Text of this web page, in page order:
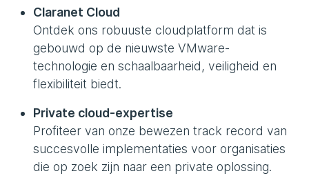
Claranet Cloud
Ontdek ons robuuste cloudplatform dat is
gebouwd op de nieuwste VMware-
technologie en schaalbaarheid, veiligheid en
flexibiliteit biedt.
Private cloud-expertise
Profiteer van onze bewezen track record van
succesvolle implementaties voor organisaties
die op zoek zijn naar een private oplossing.